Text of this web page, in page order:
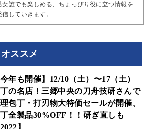
女誰でも楽しめる、ちょっぴり役に立つ情報を
信していきます。
ススメ
今年も開催】12/10（土）〜17（土）
の名店！三郷中央の刀舟技研さんで
包丁・打刃物大特価セールが開催、
全製品30%OFF！！研ぎ直しも
2022】